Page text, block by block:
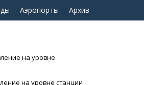
Аэропорты Архив
на уровне
на уровне станции